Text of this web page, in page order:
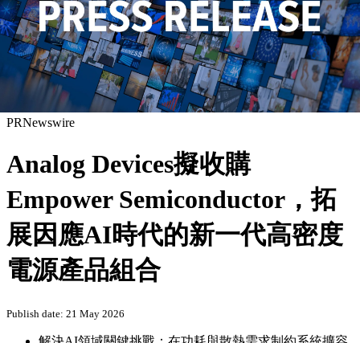
PRNewswire
Analog Devices擬收購
Empower Semiconductor，拓
展因應AI時代的新一代高密度
電源產品組合
Publish date: 21 May 2026